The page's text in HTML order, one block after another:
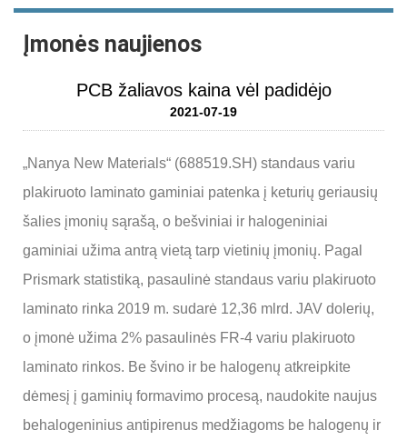
Įmonės naujienos
PCB žaliavos kaina vėl padidėjo
2021-07-19
„Nanya New Materials“ (688519.SH) standaus variu
plakiruoto laminato gaminiai patenka į keturių geriausių
šalies įmonių sąrašą, o bešviniai ir halogeniniai
gaminiai užima antrą vietą tarp vietinių įmonių. Pagal
Prismark statistiką, pasaulinė standaus variu plakiruoto
laminato rinka 2019 m. sudarė 12,36 mlrd. JAV dolerių,
o įmonė užima 2% pasaulinės FR-4 variu plakiruoto
laminato rinkos. Be švino ir be halogenų atkreipkite
dėmesį į gaminių formavimo procesą, naudokite naujus
behalogeninius antipirenus medžiagoms be halogenų ir